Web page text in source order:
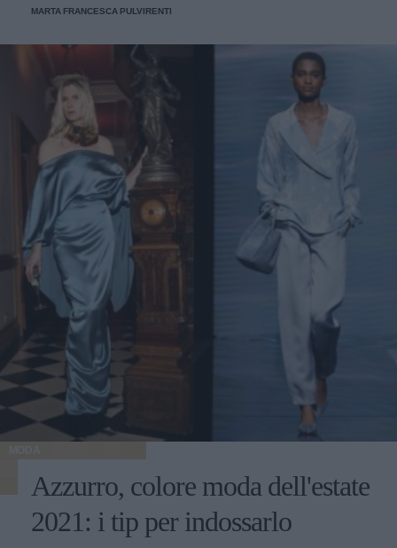
MARTA FRANCESCA PULVIRENTI
MODA
Azzurro, colore moda dell'estate
2021: i tip per indossarlo